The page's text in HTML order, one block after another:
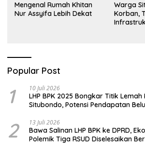
Mengenal Rumah Khitan
Nur Assyifa Lebih Dekat
Warga
Korban,
Popular Post
1 10 Juli 2026
LHP BPK 2025 Bongkar Titik Lemah
Situbondo, Potensi Pendapatan
2 13 Juli 2026
Bawa Salinan LHP BPK ke DPRD,
Polemik Tiga RSUD Diselesaikan